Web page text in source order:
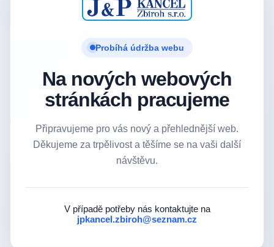
Probíhá údržba webu
Na nových webových
stránkách pracujeme
Připravujeme pro vás nový a přehlednější web.
Děkujeme za trpělivost a těšíme se na vaši další
návštěvu.
V případě potřeby nás kontaktujte na
jpkancel.zbiroh@seznam.cz